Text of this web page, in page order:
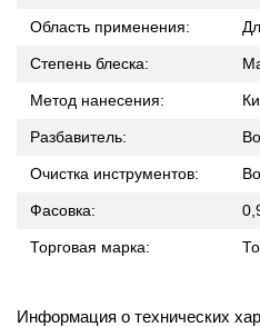
Область применения:
Степень блеска:
Метод нанесения:
Разбавитель:
Очистка инструментов:
Фасовка:
Торговая марка:
Информация о технических